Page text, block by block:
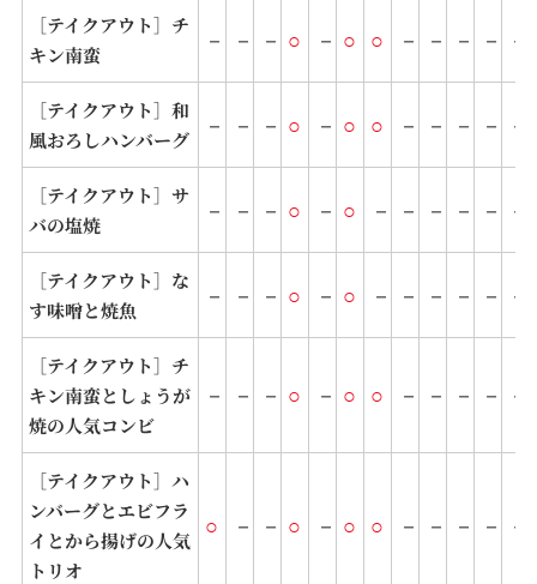
［テイクアウト］チ
キン南蛮
－ － － ○ － ○ ○ － － － － －
［テイクアウト］和
風おろしハンバーグ
－ － － ○ － ○ ○ － － － － －
［テイクアウト］サ
バの塩焼
－ － － ○ － ○ － － － － － －
［テイクアウト］な
す味噌と焼魚
－ － － ○ － ○ － － － － － －
［テイクアウト］チ
キン南蛮としょうが
焼の人気コンビ
－ － － ○ － ○ ○ － － － － －
［テイクアウト］ハ
ンバーグとエビフラ
イとから揚げの人気
トリオ
○ － － ○ － ○ ○ － － － － －